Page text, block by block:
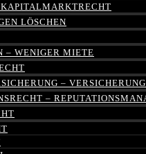
LÖSCHEN
– WENIGER MIETE
–
–